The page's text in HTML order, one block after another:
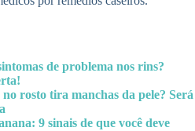
de problema nos rins?
no rosto tira manchas da pele? Será
9 sinais de que você deve